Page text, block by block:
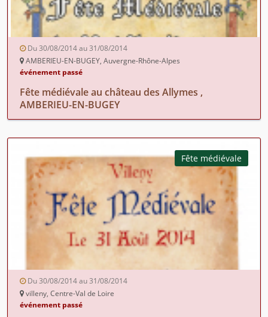
Du 30/08/2014 au 31/08/2014
AMBERIEU-EN-BUGEY, Auvergne-Rhône-Alpes
événement passé
Fête médiévale au château des Allymes ,
AMBERIEU-EN-BUGEY
Fête médiévale
Du 30/08/2014 au 31/08/2014
villeny, Centre-Val de Loire
événement passé